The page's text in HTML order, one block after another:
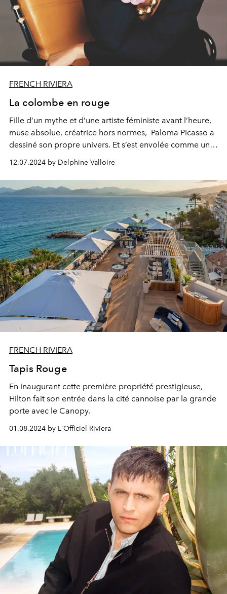
FRENCH RIVIERA
La colombe en rouge
Fille d’un mythe et d’une artiste féministe avant l’heure,
muse absolue, créatrice hors normes, Paloma Picasso a
dessiné son propre univers. Et s’est envolée comme une
colombe, avec
une grâce, une discrétion et une liberté
12.07.2024 by Delphine Valloire
FRENCH RIVIERA
Tapis Rouge
En inaugurant cette première propriété prestigieuse,
Hilton fait son entrée dans la cité cannoise par la grande
porte avec le Canopy.
01.08.2024 by L'Officiel Riviera